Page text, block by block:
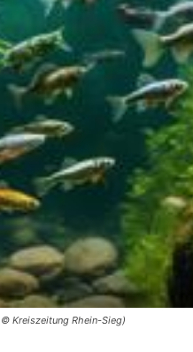
Kreiszeitung Rhein-Sieg)